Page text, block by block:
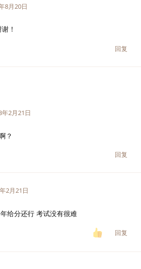
8月20日
！
回复
年2月21日
？
回复
2月21日
给分还行 考试没有很难
回复